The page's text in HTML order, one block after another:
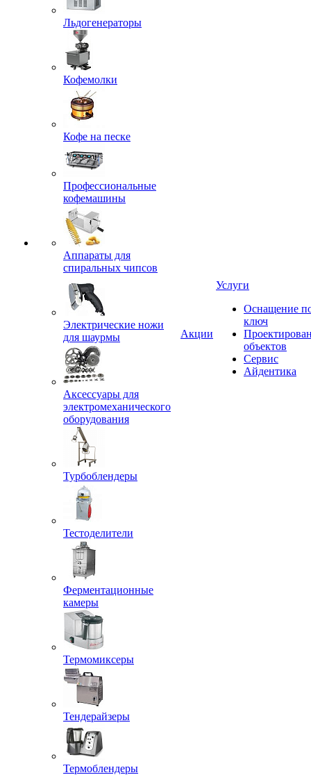
Льдогенераторы
Кофемолки
Кофе на песке
Профессиональные
кофемашины
Аппараты для
спиральных чипсов
Электрические ножи
для шаурмы
Аксессуары для
электромеханического
оборудования
Турбоблендеры
Тестоделители
Ферментационные
камеры
Термомиксеры
Тендерайзеры
Термоблендеры
Акции
Услуги
Оснащение
ключ
объектов
Сервис
Айдентика